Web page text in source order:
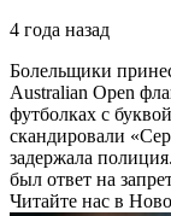
4 года назад
Болельщики
Australian Open
футболках с
скандировали
задержала
был ответ на
Читайте нас в